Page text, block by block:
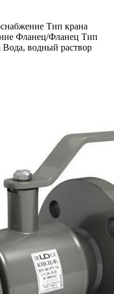
Тип крана
Фланец/Фланец Тип
Вода, водный раствор